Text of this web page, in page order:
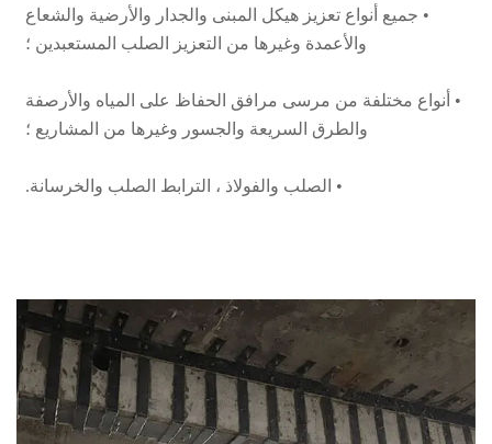
والأعمدة وغيرها من التعزيز الصلب المستعبدين ؛
والطرق السريعة والجسور وغيرها من المشاريع ؛